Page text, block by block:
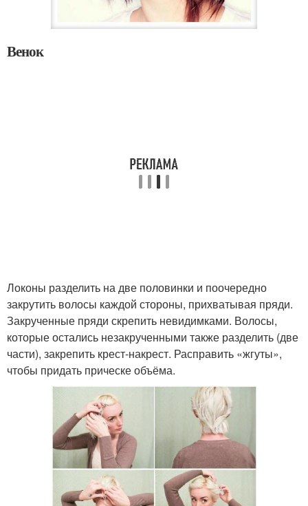
Венок
Локоны разделить на две половинки и поочередно
закрутить волосы каждой стороны, прихватывая пряди.
Закрученные пряди скрепить невидимками. Волосы,
которые остались незакрученными также разделить (две
части), закрепить крест-накрест. Расправить «жгуты»,
чтобы придать прическе объёма.